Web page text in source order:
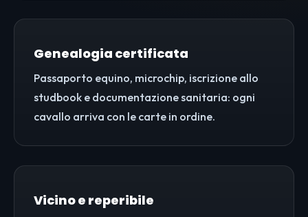
Genealogia certificata
Passaporto equino, microchip, iscrizione allo
studbook e documentazione sanitaria: ogni
cavallo arriva con le carte in ordine.
Vicino e reperibile